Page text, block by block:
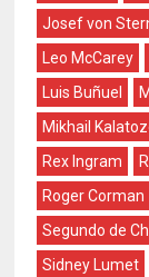
Josef von
Leo McCarey
Luis Buñuel
Mikhail
Rex Ingram
Roger Corman
Segundo de
Sidney Lumet